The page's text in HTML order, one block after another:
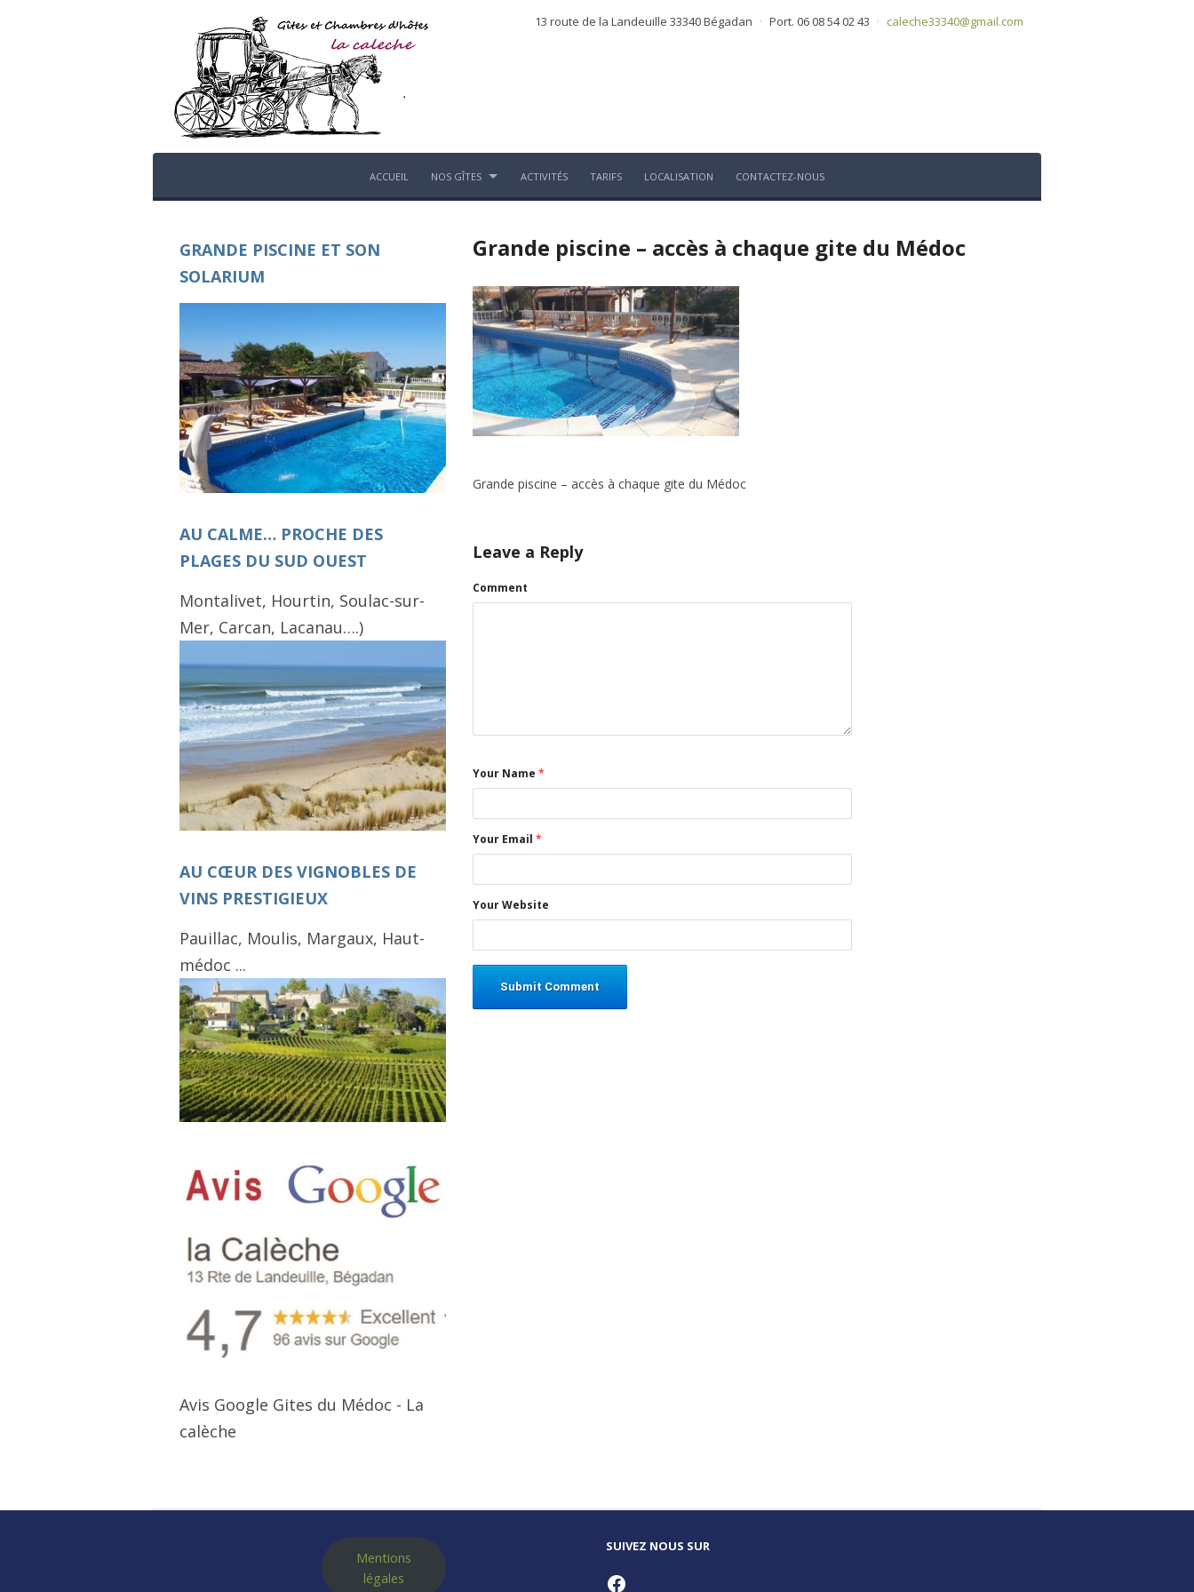
13 route de la Landeuille 33340 Bégadan · Port. 06 08 54 02 43 · caleche33340@gmail.com
ACCUEIL NOS GÎTES ACTIVITÉS TARIFS LOCALISATION CONTACTEZ-NOUS
Grande piscine – accès à chaque gite du Médoc
Grande piscine – accès à chaque gite du Médoc
Leave a Reply
Comment
Your Name *
Your Email *
Your Website
GRANDE PISCINE ET SON
SOLARIUM
AU CALME… PROCHE DES
PLAGES DU SUD OUEST
Montalivet, Hourtin, Soulac-sur-
Mer, Carcan, Lacanau….)
AU CŒUR DES VIGNOBLES DE
VINS PRESTIGIEUX
Pauillac, Moulis, Margaux, Haut-
médoc ...
Avis Google Gites du Médoc - La
calèche
Mentions
légales
SUIVEZ NOUS SUR
Facebook